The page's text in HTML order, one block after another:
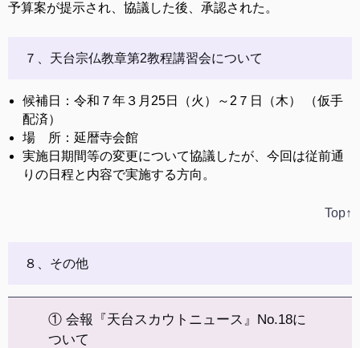
予算案が提示され、協議した後、承認された。
７、天台宗仏教章第2教程講習会について
候補日：令和７年３月25日（火）～2７日（木） （仮手
配済）
場 所：延暦寺会館
実施日期間等の変更について協議したが、今回は従前通
りの日程と内容で実施する方向。
Top↑
８、その他
① 会報『天台スカウトニュース』No.18に
ついて